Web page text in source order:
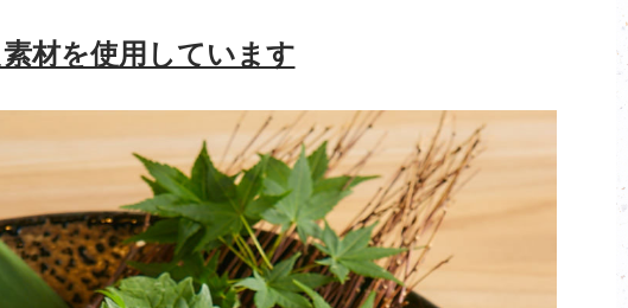
材を使用しています